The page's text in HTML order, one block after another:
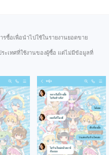
รซื้อเพื่อนำไปใช้ในรายงานยอดขาย
ะเทศที่ใช้งานของผู้ซื้อ แต่ไม่มีข้อมูลที่